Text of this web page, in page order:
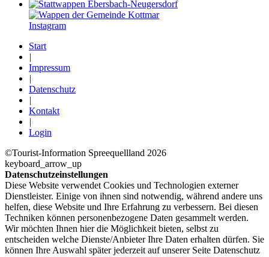
Instagram
Start
|
Impressum
|
Datenschutz
|
Kontakt
|
Login
©Tourist-Information Spreequellland 2026
keyboard_arrow_up
Datenschutzeinstellungen
Diese Website verwendet Cookies und Technologien externer
Dienstleister. Einige von ihnen sind notwendig, während andere uns
helfen, diese Website und Ihre Erfahrung zu verbessern. Bei diesen
Techniken können personenbezogene Daten gesammelt werden.
Wir möchten Ihnen hier die Möglichkeit bieten, selbst zu
entscheiden welche Dienste/­Anbieter Ihre Daten erhalten dürfen. Sie
können Ihre Auswahl später jederzeit auf unserer Seite Datenschutz